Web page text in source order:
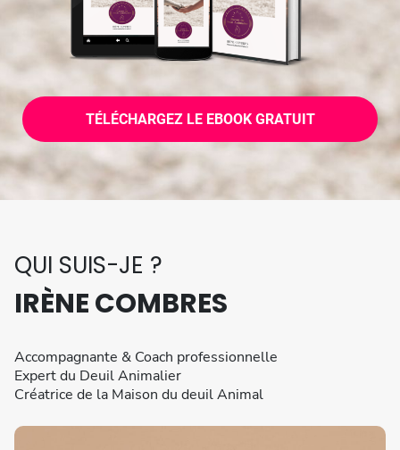
TÉLÉCHARGEZ LE EBOOK GRATUIT
QUI SUIS-JE ?​
IRÈNE COMBRES
Accompagnante & Coach professionnelle
Expert du Deuil Animalier
Créatrice de la Maison du deuil Animal